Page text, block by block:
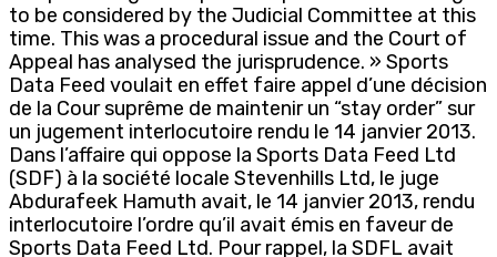
to be considered by the Judicial Committee at this
time. This was a procedural issue and the Court of
Appeal has analysed the jurisprudence. » Sports
Data Feed voulait en effet faire appel d’une décision
de la Cour suprême de maintenir un “stay order” sur
un jugement interlocutoire rendu le 14 janvier 2013.
Dans l’affaire qui oppose la Sports Data Feed Ltd
(SDF) à la société locale Stevenhills Ltd, le juge
Abdurafeek Hamuth avait, le 14 janvier 2013, rendu
interlocutoire l’ordre qu’il avait émis en faveur de
Sports Data Feed Ltd. Pour rappel, la SDFL avait